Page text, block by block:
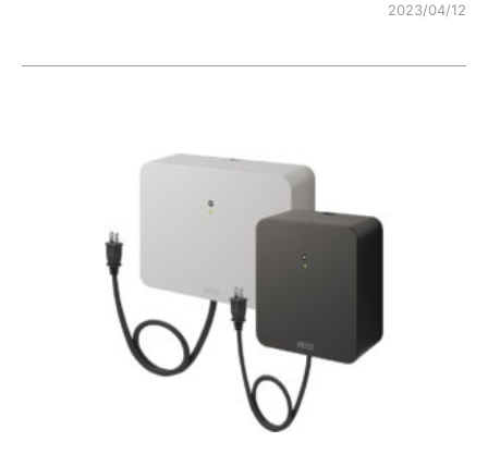
2023/04/12